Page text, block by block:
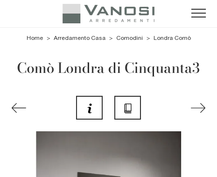
Home > Arredamento Casa > Comodini > Londra Comò
Comò Londra di Cinquanta3